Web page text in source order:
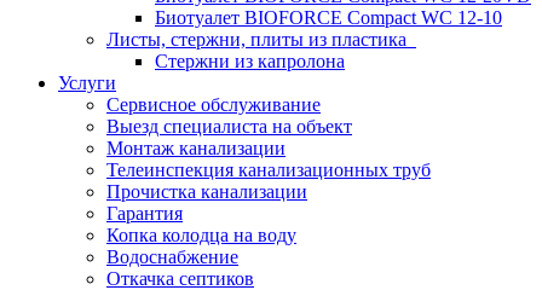
Биотуалет BIOFORCE Compact WC 12-10
Листы, стержни, плиты из пластика
Стержни из капролона
Услуги
Сервисное обслуживание
Выезд специалиста на объект
Монтаж канализации
Телеинспекция канализационных труб
Прочистка канализации
Гарантия
Копка колодца на воду
Водоснабжение
Откачка септиков